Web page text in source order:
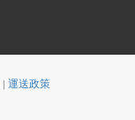
| 運送政策